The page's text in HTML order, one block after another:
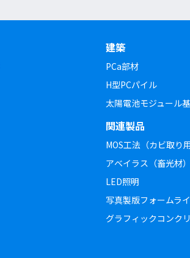
建築
PCa部材
H型PCパイル
太陽電池モジュール
関連製品
MOS工法（カビ取り
アベイラス（畜光材）
LED照明
写真製版フォームラ
グラフィックコンク